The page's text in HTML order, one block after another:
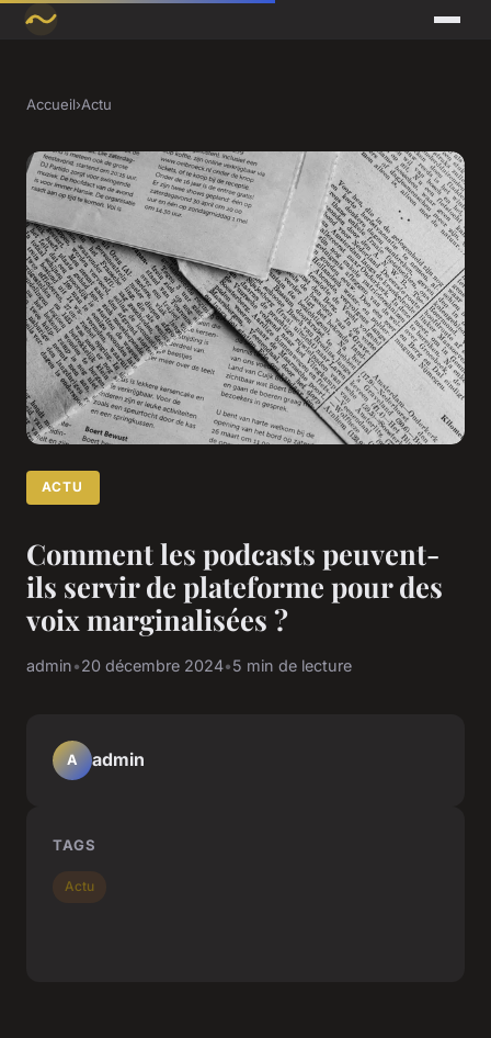
Accueil›Actu
ACTU
Comment les podcasts peuvent-
ils servir de plateforme pour des
voix marginalisées ?
admin•20 décembre 2024•5 min de lecture
A admin
TAGS
Actu